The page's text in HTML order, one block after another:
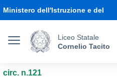
Ministero dell'Istruzione e del
Liceo Statale
Cornelio Tacito
circ. n.121